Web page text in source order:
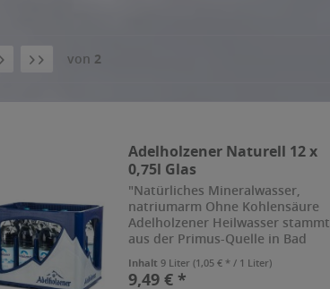
von 2
Adelholzener Naturell 12 x
0,75l Glas
"Natürliches Mineralwasser,
natriumarm Ohne Kohlensäure
Adelholzener Heilwasser stammt
aus der Primus-Quelle in Bad
dass die Quelle vor mehr als
Inhalt9 Liter(1,05 € * / 1 Liter)
9,49 € *